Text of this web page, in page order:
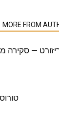
MORE FROM
ריזורט — סקירה